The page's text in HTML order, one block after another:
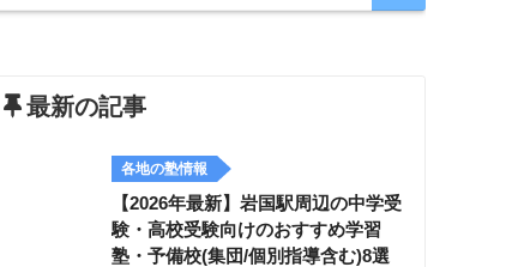
最新の記事
各地の塾情報
【2026年最新】岩国駅周辺の中学受
験・高校受験向けのおすすめ学習
塾・予備校(集団/個別指導含む)8選